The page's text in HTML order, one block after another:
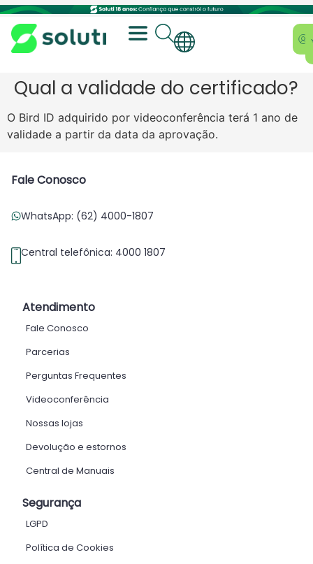
Qual a validade do certificado?
O Bird ID adquirido por videoconferência terá 1 ano de
validade a partir da data da aprovação.
Fale Conosco
WhatsApp: (62) 4000-1807
Central telefônica: 4000 1807
Atendimento
Fale Conosco
Parcerias
Perguntas Frequentes
Videoconferência
Nossas lojas
Devolução e estornos
Central de Manuais
Segurança
LGPD
Política de Cookies